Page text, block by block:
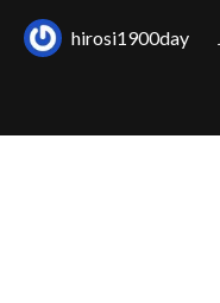
hirosi1900day